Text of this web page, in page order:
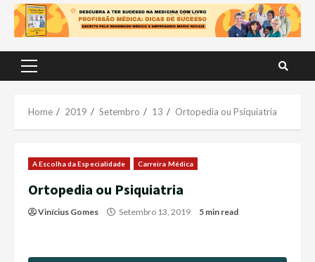
Primary
Home 2019 Setembro 13 Ortopedia ou Psiquiatria
A Escolha da Especialidade Carreira Médica
Ortopedia ou Psiquiatria
Vinícius Gomes Setembro 13, 2019 5 min read